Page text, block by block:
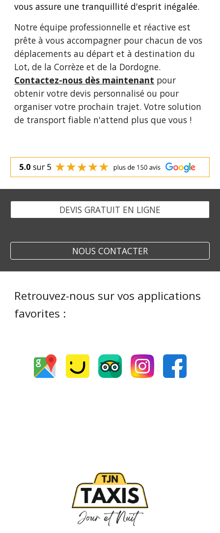
vous assure une tranquillité d'esprit inégalée.
Notre équipe professionnelle et réactive est
prête à vous accompagner pour chacun de vos
déplacements au départ et à destination du
Lot, de la Corrèze et de la Dordogne.
Contactez-nous dès maintenant pour
obtenir votre devis personnalisé ou pour
organiser votre prochain trajet. Votre solution
de transport fiable n'attend plus que vous !
DEVIS GRATUIT EN LIGNE
NOUS CONTACTER
Retrouvez-nous sur vos applications
favorites :